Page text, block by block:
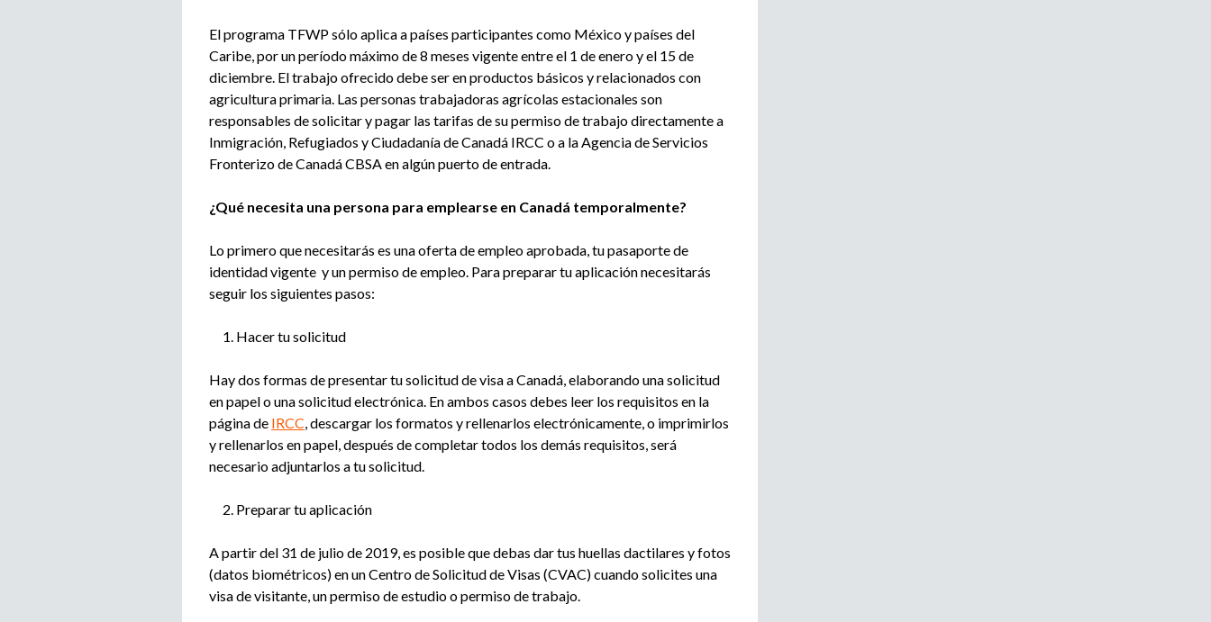
El programa TFWP sólo aplica a países participantes como México y países del
Caribe, por un período máximo de 8 meses vigente entre el 1 de enero y el 15 de
diciembre. El trabajo ofrecido debe ser en productos básicos y relacionados con
agricultura primaria. Las personas trabajadoras agrícolas estacionales son
responsables de solicitar y pagar las tarifas de su permiso de trabajo directamente a
Inmigración, Refugiados y Ciudadanía de Canadá IRCC o a la Agencia de Servicios
Fronterizo de Canadá CBSA en algún puerto de entrada.
¿Qué necesita una persona para emplearse en Canadá temporalmente?
Lo primero que necesitarás es una oferta de empleo aprobada, tu pasaporte de
identidad vigente y un permiso de empleo. Para preparar tu aplicación necesitarás
seguir los siguientes pasos:
Hacer tu solicitud
Hay dos formas de presentar tu solicitud de visa a Canadá, elaborando una solicitud
en papel o una solicitud electrónica. En ambos casos debes leer los requisitos en la
página de IRCC, descargar los formatos y rellenarlos electrónicamente, o imprimirlos
y rellenarlos en papel, después de completar todos los demás requisitos, será
necesario adjuntarlos a tu solicitud.
Preparar tu aplicación
A partir del 31 de julio de 2019, es posible que debas dar tus huellas dactilares y fotos
(datos biométricos) en un Centro de Solicitud de Visas (CVAC) cuando solicites una
visa de visitante, un permiso de estudio o permiso de trabajo.